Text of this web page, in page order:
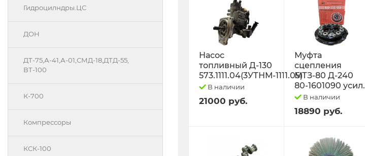
Гидроцилндры.ЦС
ДОН
ДТ-75,А-41,А-01,СМД-18,ДТД-55,
ВТ-100
К-700
Компрессоры
КСК-100
Насос
топливный Д-130
573.1111.04(3УТНМ-1111.05)
В наличии
21000 руб.
Муфта
сцепления
МТЗ-80 Д-240
80-1601090 усил.
В наличии
18890 руб.